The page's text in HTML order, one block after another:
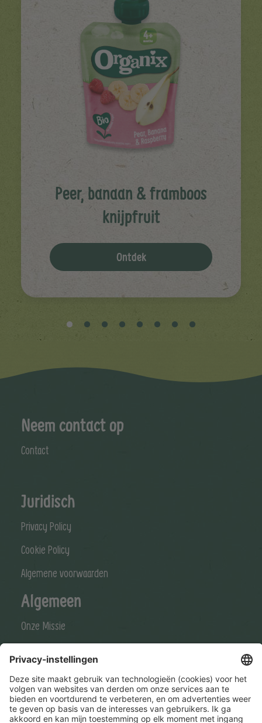
Peer, banaan & framboos
knijpfruit
Ontdek
Neem contact op
Contact
Juridisch
Privacy Policy
Cookie Policy
Algemene voorwaarden
Algemeen
Onze Missie
Stay connected